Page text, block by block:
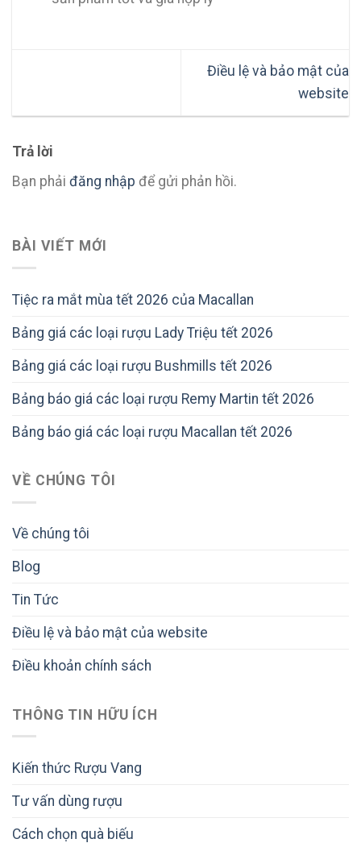
BÀI VIẾT MỚI
Tiệc ra mắt mùa tết 2026 của Macallan
Bảng giá các loại rượu Lady Triệu tết 2026
Bảng giá các loại rượu Bushmills tết 2026
Bảng báo giá các loại rượu Remy Martin tết 2026
Bảng báo giá các loại rượu Macallan tết 2026
VỀ CHÚNG TÔI
Về chúng tôi
Blog
Tin Tức
Điều lệ và bảo mật của website
Điều khoản chính sách
THÔNG TIN HỮU ÍCH
Kiến thức Rượu Vang
Tư vấn dùng rượu
Cách chọn quà biếu
Điều lệ và bảo mật của
website
Trả lời
Bạn phải đăng nhập để gửi phản hồi.